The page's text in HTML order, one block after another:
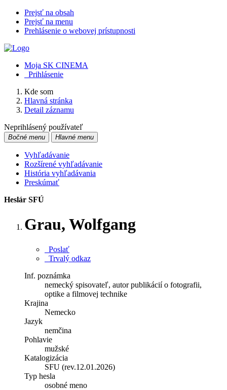
Prejsť na obsah
Prejsť na menu
Prehlásenie o webovej prístupnosti
Moja SK CINEMA
Prihlásenie
Kde som
Hlavná stránka
Detail záznamu
Neprihlásený používateľ
Bočné menu Hlavné menu
Vyhľadávanie
Rozšírené vyhľadávanie
História vyhľadávania
Preskúmať
Heslár SFÚ
Grau, Wolfgang
Poslať
Trvalý odkaz
Inf. poznámka
nemecký spisovateľ, autor publikácií o fotografii,
optike a filmovej technike
Krajina
Nemecko
Jazyk
nemčina
Pohlavie
mužské
Katalogizácia
SFU (rev.12.01.2026)
Typ hesla
osobné meno